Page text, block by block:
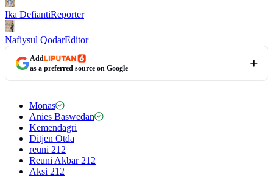
Ika DefiantiReporter
Nafiysul QodarEditor
Add
as a preferred source on Google
Monas
Anies Baswedan
Kemendagri
Ditjen Otda
reuni 212
Reuni Akbar 212
Aksi 212